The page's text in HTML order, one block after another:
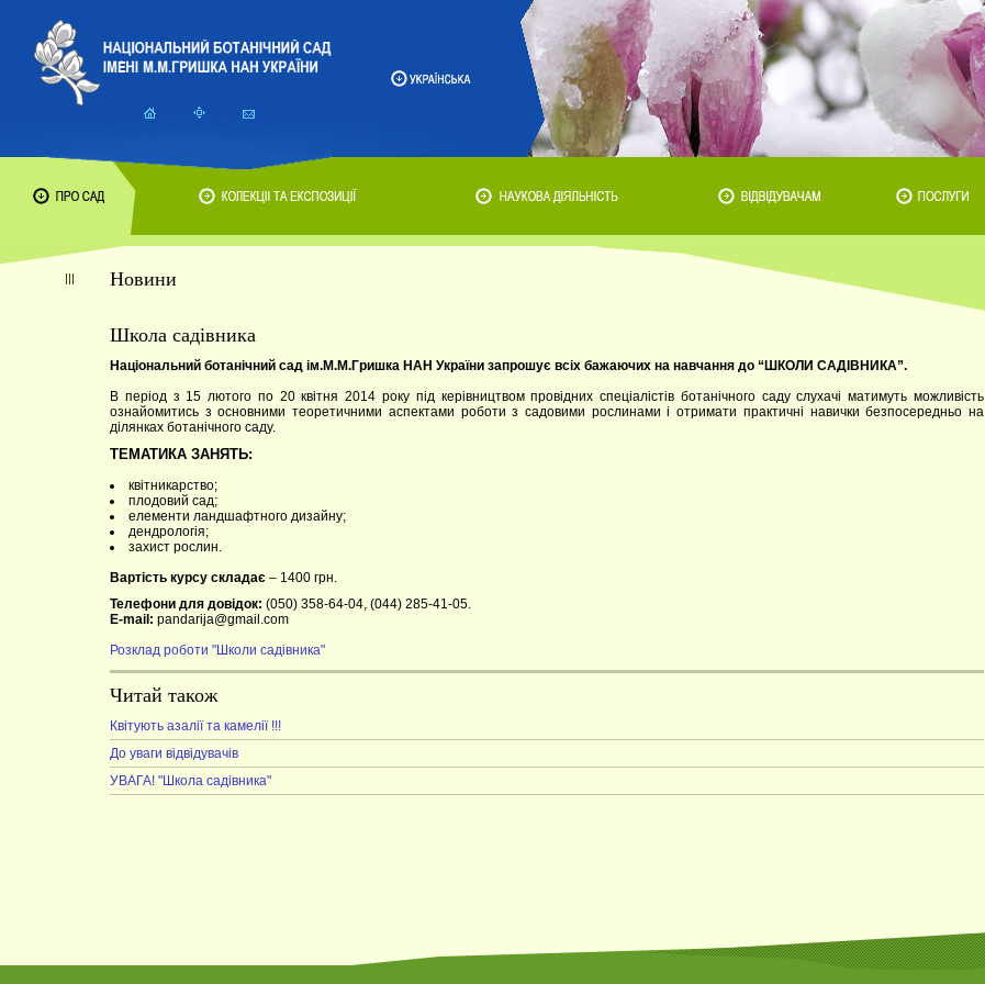
Новини
Школа садівника
Національний ботанічний сад ім.М.М.Гришка НАН України запрошує всіх бажаючих на навчання до “ШКОЛИ САДІВНИКА”.
В період з 15 лютого по 20 квітня 2014 року під керівництвом провідних спеціалістів ботанічного саду слухачі матимуть можливість
ознайомитись з основними теоретичними аспектами роботи з садовими рослинами і отримати практичні навички безпосередньо на
ділянках ботанічного саду.
ТЕМАТИКА ЗАНЯТЬ:
квітникарство;
плодовий сад;
елементи ландшафтного дизайну;
дендрологія;
захист рослин.
Вартість курсу складає – 1400 грн.
Телефони для довідок: (050) 358-64-04, (044) 285-41-05.
E-mail: pandarija@gmail.com
Розклад роботи "Школи садівника"
Читай також
Квітують азалії та камелії !!!
До уваги відвідувачів
УВАГА! "Школа садівника"